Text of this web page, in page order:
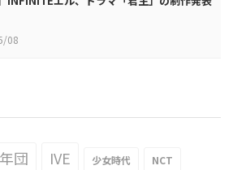
08
団 IVE 少女時代 NCT